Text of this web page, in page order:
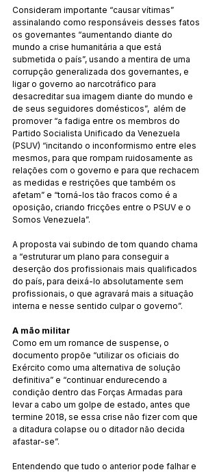
Consideram importante “causar vítimas”
assinalando como responsáveis desses fatos
os governantes “aumentando diante do
mundo a crise humanitária a que está
submetida o país”, usando a mentira de uma
corrupção generalizada dos governantes, e
ligar o governo ao narcotráfico para
desacreditar sua imagem diante do mundo e
de seus seguidores domésticos”,  além de
promover “a fadiga entre os membros do
Partido Socialista Unificado da Venezuela
(PSUV) “incitando o inconformismo entre eles
mesmos, para que rompam ruidosamente as
relações com o governo e para que rechacem
as medidas e restrições que também os
afetam” e “torná-los tão fracos como é a
oposição, criando fricções entre o PSUV e o
Somos Venezuela”.
A proposta vai subindo de tom quando chama
a “estruturar um plano para conseguir a
deserção dos profissionais mais qualificados
do país, para deixá-lo absolutamente sem
profissionais, o que agravará mais a situação
interna e nesse sentido culpar o governo”.
A mão militar
Como em um romance de suspense, o
documento propõe “utilizar os oficiais do
Exército como uma alternativa de solução
definitiva” e “continuar endurecendo a
condição dentro das Forças Armadas para
levar a cabo um golpe de estado, antes que
termine 2018, se essa crise não fizer com que
a ditadura colapse ou o ditador não decida
afastar-se”.
Entendendo que tudo o anterior pode falhar e